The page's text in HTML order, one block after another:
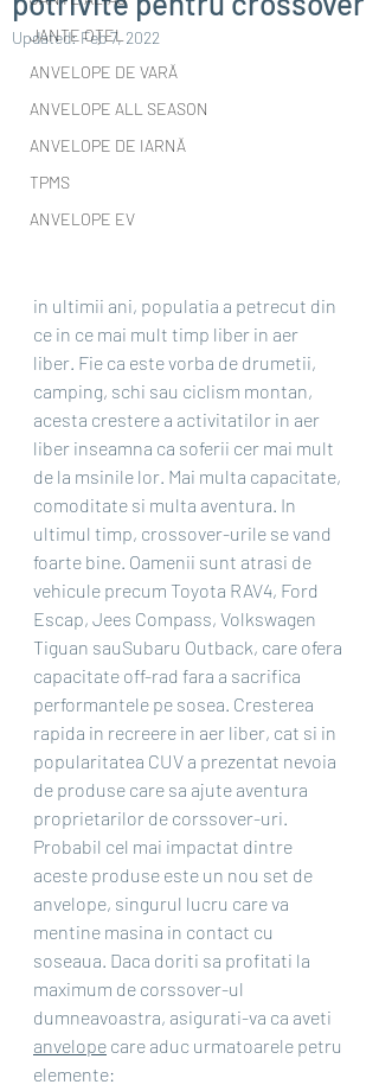
JANTE OȚEL
ANVELOPE DE VARĂ
ANVELOPE ALL SEASON
ANVELOPE DE IARNĂ
TPMS
ANVELOPE EV
Updated:Feb 7, 2022
in ultimii ani, populatia a petrecut din
ce in ce mai mult timp liber in aer
liber. Fie ca este vorba de drumetii,
camping, schi sau ciclism montan,
acesta crestere a activitatilor in aer
liber inseamna ca soferii cer mai mult
de la msinile lor. Mai multa capacitate,
comoditate si multa aventura. In
ultimul timp, crossover-urile se vand
foarte bine. Oamenii sunt atrasi de
vehicule precum Toyota RAV4, Ford
Escap, Jees Compass, Volkswagen
Tiguan sauSubaru Outback, care ofera
capacitate off-rad fara a sacrifica
performantele pe sosea. Cresterea
rapida in recreere in aer liber, cat si in
popularitatea CUV a prezentat nevoia
de produse care sa ajute aventura
proprietarilor de corssover-uri.
Probabil cel mai impactat dintre
aceste produse este un nou set de
anvelope, singurul lucru care va
mentine masina in contact cu
soseaua. Daca doriti sa profitati la
maximum de corssover-ul
dumneavoastra, asigurati-va ca aveti
anvelope care aduc urmatoarele petru
elemente: